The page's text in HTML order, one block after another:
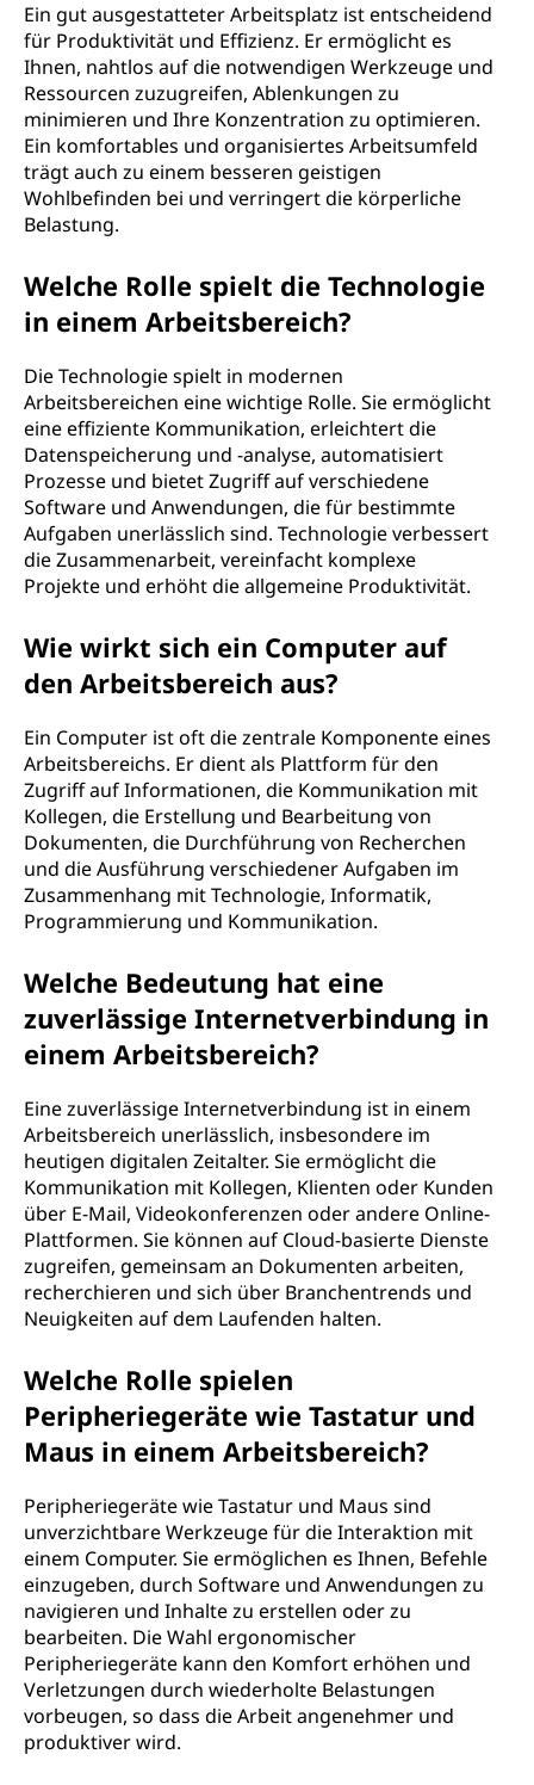
Ein gut ausgestatteter Arbeitsplatz ist entscheidend
für Produktivität und Effizienz. Er ermöglicht es
Ihnen, nahtlos auf die notwendigen Werkzeuge und
Ressourcen zuzugreifen, Ablenkungen zu
minimieren und Ihre Konzentration zu optimieren.
Ein komfortables und organisiertes Arbeitsumfeld
trägt auch zu einem besseren geistigen
Wohlbefinden bei und verringert die körperliche
Belastung.
Welche Rolle spielt die Technologie
in einem Arbeitsbereich?
Die Technologie spielt in modernen
Arbeitsbereichen eine wichtige Rolle. Sie ermöglicht
eine effiziente Kommunikation, erleichtert die
Datenspeicherung und -analyse, automatisiert
Prozesse und bietet Zugriff auf verschiedene
Software und Anwendungen, die für bestimmte
Aufgaben unerlässlich sind. Technologie verbessert
die Zusammenarbeit, vereinfacht komplexe
Projekte und erhöht die allgemeine Produktivität.
Wie wirkt sich ein Computer auf
den Arbeitsbereich aus?
Ein Computer ist oft die zentrale Komponente eines
Arbeitsbereichs. Er dient als Plattform für den
Zugriff auf Informationen, die Kommunikation mit
Kollegen, die Erstellung und Bearbeitung von
Dokumenten, die Durchführung von Recherchen
und die Ausführung verschiedener Aufgaben im
Zusammenhang mit Technologie, Informatik,
Programmierung und Kommunikation.
Welche Bedeutung hat eine
zuverlässige Internetverbindung in
einem Arbeitsbereich?
Eine zuverlässige Internetverbindung ist in einem
Arbeitsbereich unerlässlich, insbesondere im
heutigen digitalen Zeitalter. Sie ermöglicht die
Kommunikation mit Kollegen, Klienten oder Kunden
über E-Mail, Videokonferenzen oder andere Online-
Plattformen. Sie können auf Cloud-basierte Dienste
zugreifen, gemeinsam an Dokumenten arbeiten,
recherchieren und sich über Branchentrends und
Neuigkeiten auf dem Laufenden halten.
Welche Rolle spielen
Peripheriegeräte wie Tastatur und
Maus in einem Arbeitsbereich?
Peripheriegeräte wie Tastatur und Maus sind
unverzichtbare Werkzeuge für die Interaktion mit
einem Computer. Sie ermöglichen es Ihnen, Befehle
einzugeben, durch Software und Anwendungen zu
navigieren und Inhalte zu erstellen oder zu
bearbeiten. Die Wahl ergonomischer
Peripheriegeräte kann den Komfort erhöhen und
Verletzungen durch wiederholte Belastungen
vorbeugen, so dass die Arbeit angenehmer und
produktiver wird.